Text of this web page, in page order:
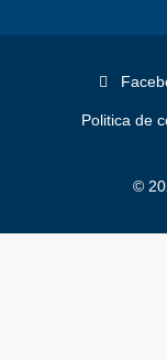
Politica de
©